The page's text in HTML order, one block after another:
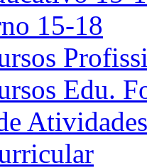
15-18
Edu.
Atividades